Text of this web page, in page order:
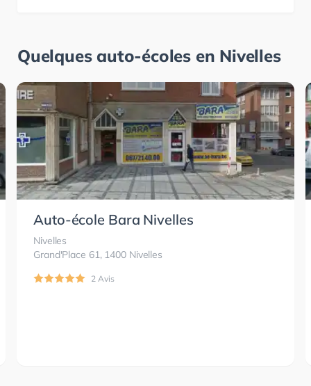
Quelques auto-écoles en Nivelles
Auto-école Bara Nivelles
Nivelles
Grand'Place 61, 1400 Nivelles
2 Avis